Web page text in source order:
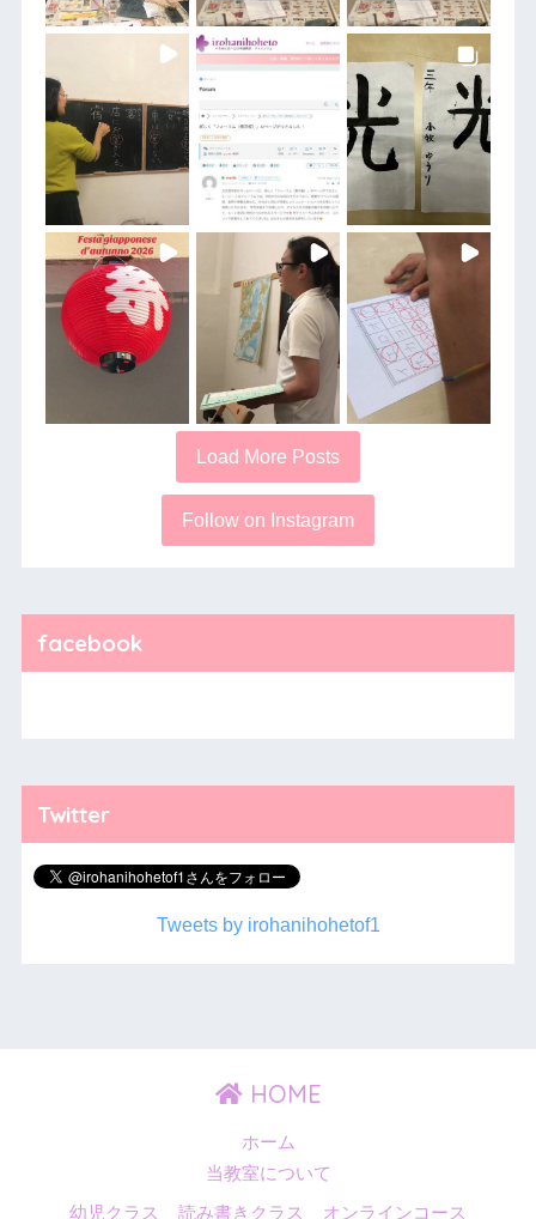
Load More Posts
Follow on Instagram
facebook
Twitter
Tweets by irohanihohetof1
HOME
ホーム
当教室について
幼児クラス 読み書きクラス オンラインコース